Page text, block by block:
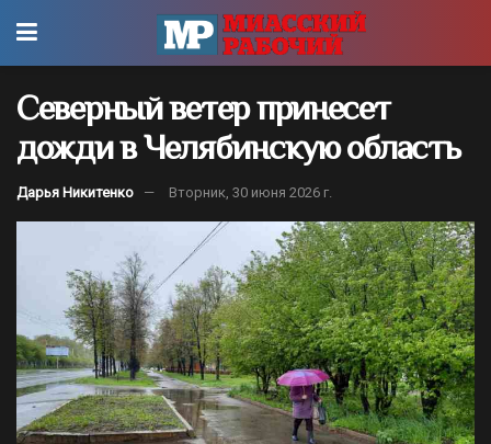
Северный ветер принесет
дожди в Челябинскую область
Дарья Никитенко Вторник, 30 июня 2026 г.